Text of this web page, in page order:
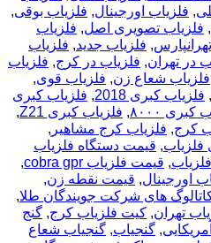
, فلزیاب اورجینال, فلزیاب بوقی,
, فلزیاب تصویری اصل, فلزیاب
, فلزیاب جدید, فلزیاب
در تهران, فلزیاب در کرج, فلزیاب
فلزیاب شعاع زن, فلزیاب قوی,
, فلزیاب کبری 2018 , فلزیاب کبری
کبری ۸۰۰۰ , فلزیاب کبری Z21
,
کرج, فلزیاب کرج مشاهیر ,
, قیمت دستگاه فلزیاب
, قیمت فلزیاب cobra gpr
,
اورجینال, قیمت نقطه زن,
های شرکت جویندگان طلا,
تهران, کیت فلزیاب کرج, گنج
, گنجیاب, گنجیاب شعاع